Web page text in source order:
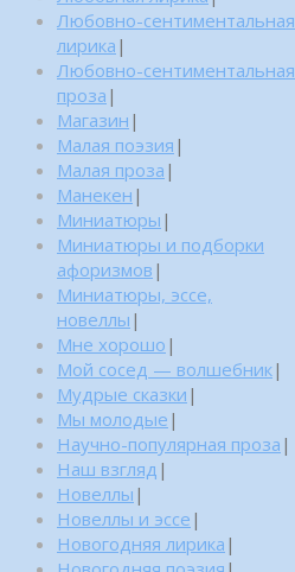
Любовно-сентиментальная
лирика |
Любовно-сентиментальная
проза |
Магазин |
Малая поэзия |
Малая проза |
Манекен |
Миниатюры |
Миниатюры и подборки
афоризмов |
Миниатюры, эссе,
новеллы |
Мне хорошо |
Мой сосед — волшебник|
Мудрые сказки |
Мы молодые |
Научно-популярная проза |
Наш взгляд |
Новеллы |
Новеллы и эссе |
Новогодняя лирика |